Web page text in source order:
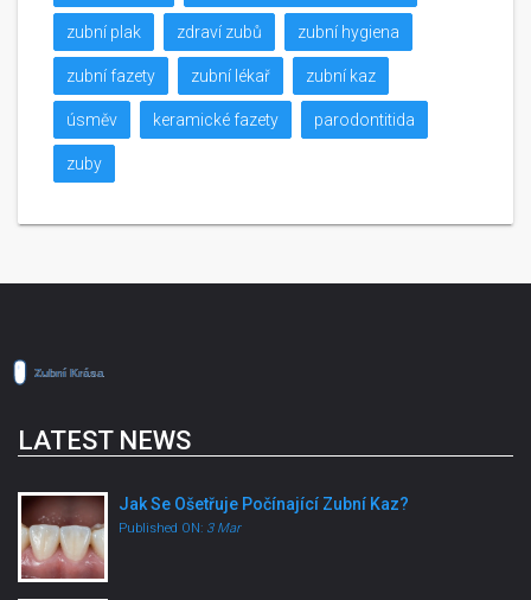
zubní plak zdraví zubů zubní hygiena
zubní fazety zubní lékař zubní kaz
úsměv keramické fazety parodontitida
zuby
LATEST NEWS
Jak Se Ošetřuje Počínající Zubní Kaz?
Published ON: 3 Mar